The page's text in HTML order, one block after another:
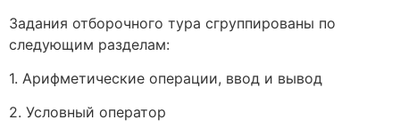
Задания отборочного тура сгруппированы по
следующим разделам:
1. Арифметические операции, ввод и вывод
2. Условный оператор